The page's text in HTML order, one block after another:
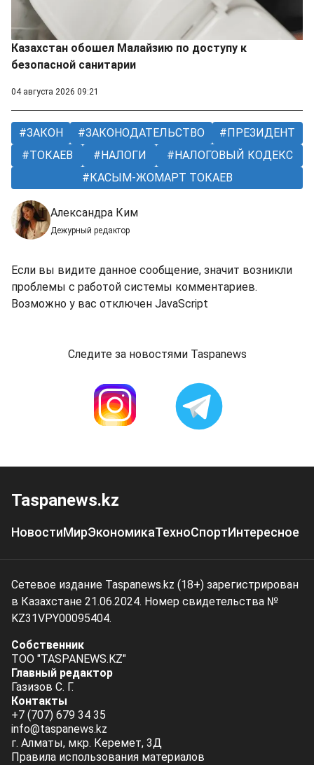
Казахстан обошел Малайзию по доступу к
безопасной санитарии
04 августа 2026 09:21
ЗАКОН ЗАКОНОДАТЕЛЬСТВО
ПРЕЗИДЕНТ
ТОКАЕВ
НАЛОГИ
НАЛОГОВЫЙ КОДЕКС
КАСЫМ-ЖОМАРТ ТОКАЕВ
Александра Ким
Дежурный редактор
Если вы видите данное сообщение, значит возникли
проблемы с работой системы комментариев.
Возможно у вас отключен JavaScript
Следите за новостями Taspanews
Taspanews.kz
НовостиМирЭкономикаТехноСпортИнтересное
Сетевое издание Taspanews.kz (18+) зарегистрирован
в Казахстане 21.06.2024. Номер свидетельства №
KZ31VPY00095404.
Собственник
ТОО "TASPANEWS.KZ"
Главный редактор
Газизов С. Г.
Контакты
+7 (707) 679 34 35
info@taspanews.kz
г. Алматы, мкр. Керемет, 3Д
Правила использования материалов